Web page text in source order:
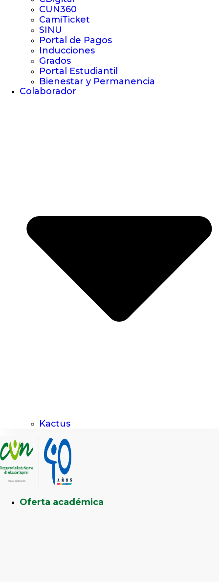
CUN360
CamiTicket
SINU
Portal de Pagos
Inducciones
Grados
Portal Estudiantil
Bienestar y Permanencia
Colaborador
Kactus
Oferta académica